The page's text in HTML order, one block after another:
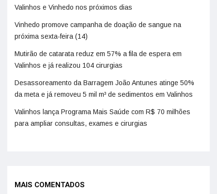
Valinhos e Vinhedo nos próximos dias
Vinhedo promove campanha de doação de sangue na
próxima sexta-feira (14)
Mutirão de catarata reduz em 57% a fila de espera em
Valinhos e já realizou 104 cirurgias
Desassoreamento da Barragem João Antunes atinge 50%
da meta e já removeu 5 mil m³ de sedimentos em Valinhos
Valinhos lança Programa Mais Saúde com R$ 70 milhões
para ampliar consultas, exames e cirurgias
MAIS COMENTADOS